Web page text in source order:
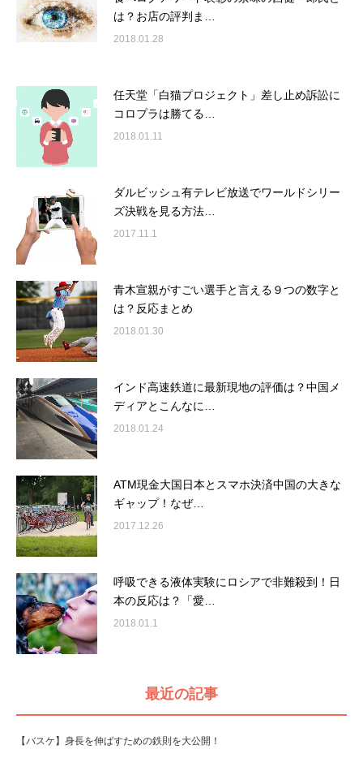
は？お店の評判ま…
2018.01.28
任天堂「白猫プロジェクト」差し止め訴訟に
コロプラは勝てる…
2018.01.11
ダルビッシュ有テレビ放送でワールドシリー
ズ決戦を見る方法…
2017.11.1
青木宣親がすごい選手と言える９つの数字と
は？反応まとめ
2018.01.30
インド高速鉄道に最新現地の評価は？中国メ
ディアとこんなに…
2018.01.24
ATM現金大国日本とスマホ決済中国の大きな
ギャップ！なぜ…
2017.12.26
呼吸できる液体実験にロシアで非難殺到！日
本の反応は？「愛…
2018.01.1
最近の記事
【バスケ】身長を伸ばすための鉄則を大公開！